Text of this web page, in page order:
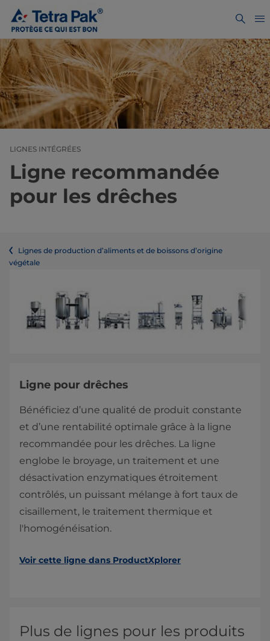
LIGNES INTÉGRÉES
Ligne recommandée
pour les drêches
Lignes de production d’aliments et de boissons d’origine
végétale
Ligne pour drêches
Bénéficiez d’une qualité de produit constante
et d’une rentabilité optimale grâce à la ligne
recommandée pour les drêches. La ligne
englobe le broyage, un traitement et une
désactivation enzymatiques étroitement
contrôlés, un puissant mélange à fort taux de
cisaillement, le traitement thermique et
l'homogénéisation.
Voir cette ligne dans ProductXplorer
Plus de lignes pour les produits